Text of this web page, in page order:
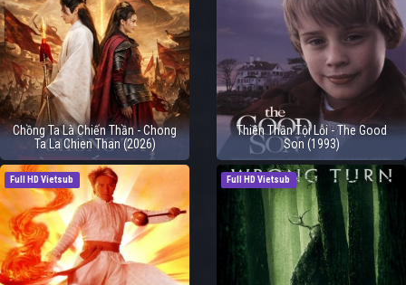
Chồng Ta Là Chiến Thần - Chong
Ta La Chien Than (2026)
Thiên Thần Tội Lỗi - The Good
Son (1993)
Full HD Vietsub Full HD Vietsub